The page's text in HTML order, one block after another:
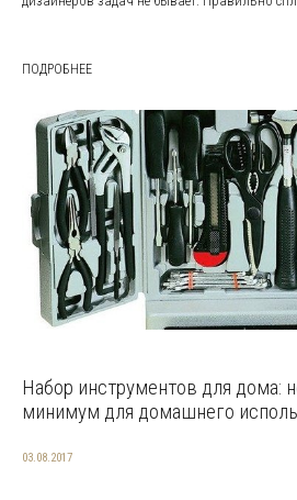
ПОДРОБНЕЕ
Набор инструментов для дома:
минимум для домашнего
03.08.2017